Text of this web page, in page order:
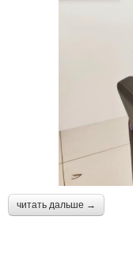
читать дальше →